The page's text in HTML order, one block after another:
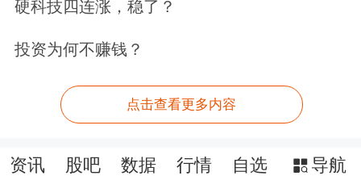
间与地点正式启动直接谈判。
油价大跌，金银价格上涨
4月14日晚间，国际油价持续走低，
硬科技四连涨，稳了？
投资为何不赚钱？
点击查看更多内容
资讯 股吧 数据 行情 自选 导航